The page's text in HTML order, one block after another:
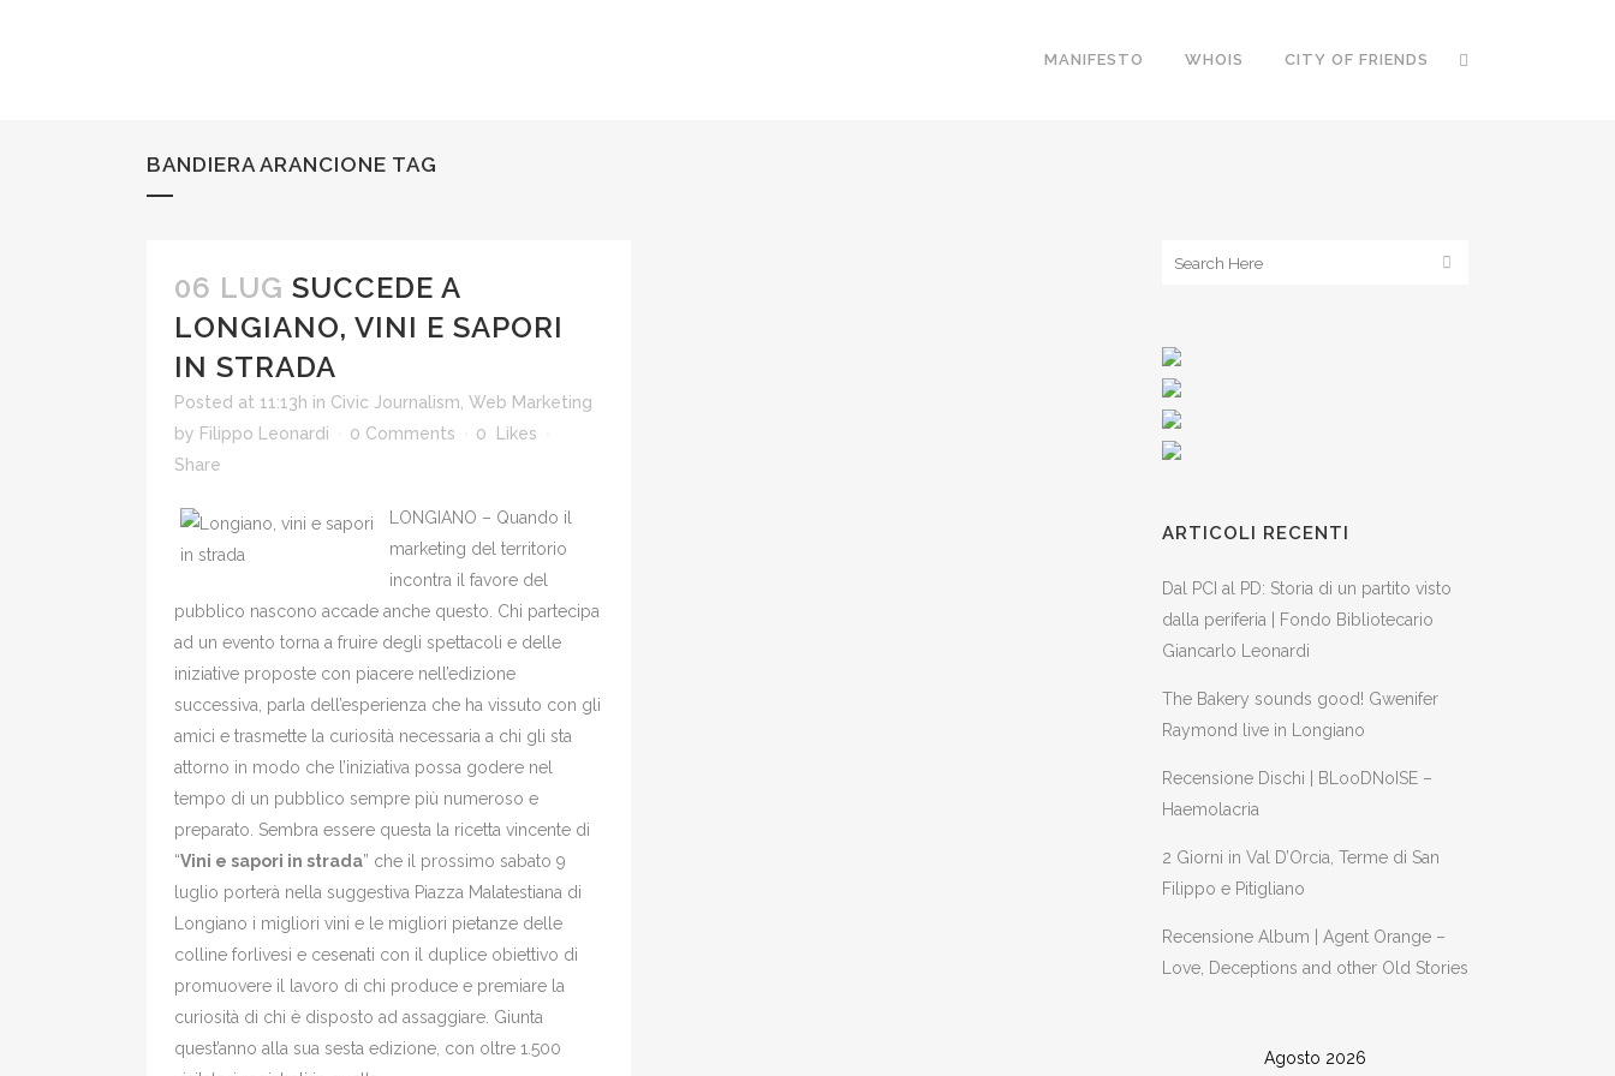
MANIFESTO WHOIS CITY OF FRIENDS
BANDIERA ARANCIONE TAG
06 LUG SUCCEDE A
LONGIANO, VINI E SAPORI
IN STRADA
Posted at 11:13h in Civic Journalism Web Marketing
by Filippo Leonardi 0 Comments 0
Likes
Share
LONGIANO – Quando il
marketing del territorio
incontra il favore del
pubblico nascono accade anche questo. Chi partecipa
ad un evento torna a fruire degli spettacoli e delle
iniziative proposte con piacere nell’edizione
successiva, parla dell’esperienza che ha vissuto con gli
amici e trasmette la curiosità necessaria a chi gli sta
attorno in modo che l’iniziativa possa godere nel
tempo di un pubblico sempre più numeroso e
preparato. Sembra essere questa la ricetta vincente di
“Vini e sapori in strada” che il prossimo sabato 9
luglio porterà nella suggestiva Piazza Malatestiana di
Longiano i migliori vini e le migliori pietanze delle
colline forlivesi e cesenati con il duplice obiettivo di
promuovere il lavoro di chi produce e premiare la
curiosità di chi è disposto ad assaggiare. Giunta
quest’anno alla sua sesta edizione, con oltre 1.500
ARTICOLI RECENTI
Dal PCI al PD: Storia di un partito visto
dalla periferia | Fondo Bibliotecario
Giancarlo Leonardi
The Bakery sounds good! Gwenifer
Raymond live in Longiano
Recensione Dischi | BLooDNoISE –
Haemolacria
2 Giorni in Val D’Orcia, Terme di San
Filippo e Pitigliano
Recensione Album | Agent Orange –
Love, Deceptions and other Old Stories
Agosto 2026